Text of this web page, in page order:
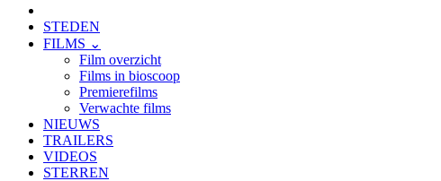
STEDEN
FILMS ⌄
Film overzicht
Films in bioscoop
Premierefilms
Verwachte films
NIEUWS
TRAILERS
VIDEOS
STERREN